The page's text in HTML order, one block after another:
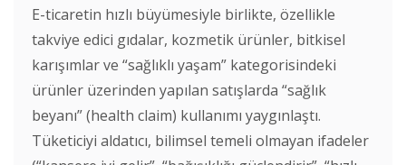
E-ticaretin hızlı büyümesiyle birlikte, özellikle
takviye edici gıdalar, kozmetik ürünler, bitkisel
karışımlar ve “sağlıklı yaşam” kategorisindeki
ürünler üzerinden yapılan satışlarda “sağlık
beyanı” (health claim) kullanımı yaygınlaştı.
Tüketiciyi aldatıcı, bilimsel temeli olmayan ifadeler